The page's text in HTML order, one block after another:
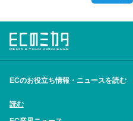
ECのお役立ち情報・ニュースを読む
読む